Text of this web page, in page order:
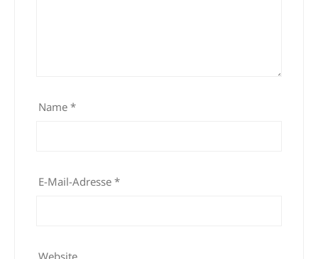
Name *
E-Mail-Adresse *
Website